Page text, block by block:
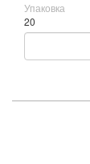
Упаковка
20